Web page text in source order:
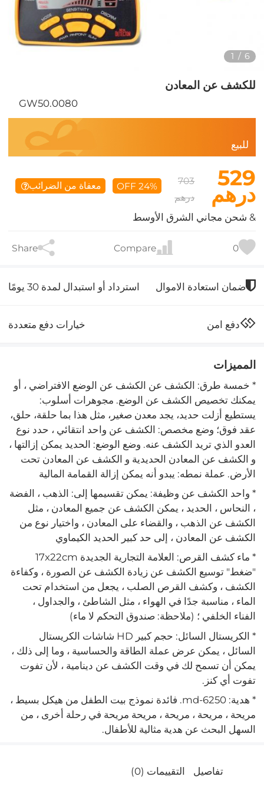
1 / 6
للكشف عن المعادن
GW50.0080
للبيع
529
درهم
703
درهم
24% OFF معفاة من الضرائب
& شحن مجاني الشرق الأوسط
0
Compare
Share
ضمان استعادة الاموال استرداد أو استبدال لمدة 30 يومًا
دفع امن خيارات دفع متعددة
المميزات
* خمسة طرق: الكشف عن الكشف عن الوضع الافتراضي ، أو
يمكنك تخصيص الكشف عن الوضع. مجوهرات أسلوب:
يستطيع أزلت حديد، يجد معدن صغير، مثل هذا بما حلقة، حلق،
عقد فوق؛ وضع مخصص: الكشف عن واحد انتقائي ، حدد نوع
العدو الذي تريد الكشف عنه. وضع الوضع: الحديد يمكن إزالتها ،
و الكشف عن المعادن الحديدية و الكشف عن المعادن تحت
الأرض. عملة نمطه: يبدو أنه يمكن إزالة القمامة المالية
* واحد الكشف عن وظيفة: يمكن تقسيمها إلى: الذهب ، الفضة
، النحاس ، الحديد ، يمكن الكشف عن جميع المعادن ، مثل
الكشف عن الذهب ، والقضاء على المعادن ، واختيار نوع من
الكشف عن المعادن ، إلى حد كبير الحديد الكيماوي
* ماء كشف القرص: العلامة التجارية الجديدة 17x22cm
"ضغط" توسيع الكشف عن زيادة الكشف عن الصورة ، وكفاءة
الكشف ، وكشف القرص الصلب ، يجعل من استخدام تحت
الماء ، مناسبة جدًا في الهواء ، مثل الشاطئ ، والجداول ،
الفناء الخلفي ؛ (ملاحظة: صندوق التحكم لا ماء)
* الكريستال السائل: حجم كبير HD شاشات الكريستال
السائل ، يمكن عرض عملة الطاقة والحساسية ، وما إلى ذلك ،
يمكن أن تسمح لك في وقت الكشف عن دينامية ، لأن تفوت
تفوت أي كنز.
* هدية: md-6250. فائدة نموذج بيت الطفل من هيكل بسيط ،
مريحة ، مريحة ، مريحة ، مريحة مريحة في رحلة أخرى ، من
السهل البحث عن هدية مثالية للأطفال.
تفاصيل التقييمات (0)